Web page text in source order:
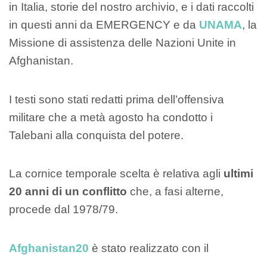
in Italia, storie del nostro archivio, e i dati raccolti
in questi anni da EMERGENCY e da UNAMA, la
Missione di assistenza delle Nazioni Unite in
Afghanistan.
I testi sono stati redatti prima dell’offensiva
militare che a metà agosto ha condotto i
Talebani alla conquista del potere.
La cornice temporale scelta è relativa agli ultimi
20 anni di un conflitto che, a fasi alterne,
procede dal 1978/79.
Afghanistan20 è stato realizzato con il